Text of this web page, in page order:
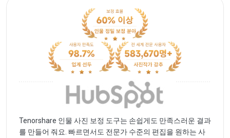
Tenorshare 인물 사진 보정 도구는 손쉽게도 만족스러운 결과
를 만들어 줘요. 빠르면서도 전문가 수준의 편집을 원하는 사